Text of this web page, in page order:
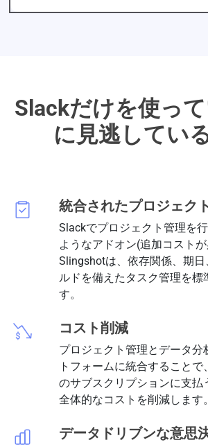
Slackだけを使っ
に見逃してい
統合されたプロジェク
Slackでプロジェクト管理を
ようなアドオン(追加コストが
Slingshotは、依存関係、期
ルドを備えたタスク管理を標
す。
コスト削減
プロジェクト管理とデータ分
トフォームに統合すること
のサブスクリプションに支払
全体的なコストを削減します。
データドリブンな意思